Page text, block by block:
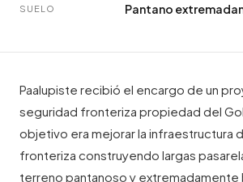
SUELO Pantano
Paalupiste recibió el encargo de un
seguridad fronteriza propiedad del
objetivo era mejorar la infraestructura
fronteriza construyendo largas
terreno pantanoso y extremadamente